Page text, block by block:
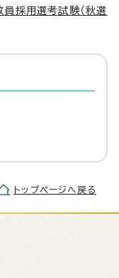
採用選考試験（秋選
トップページへ戻る